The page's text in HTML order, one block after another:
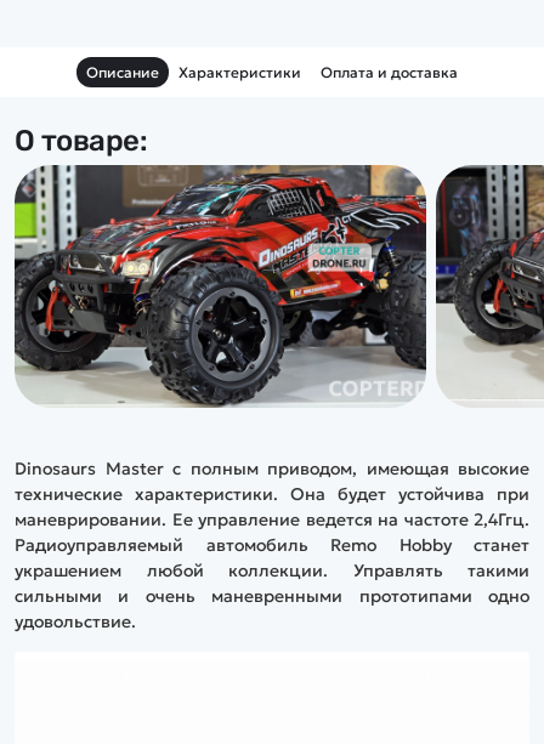
Описание Характеристики Оплата и доставка
О товаре:
Dinosaurs Master с полным приводом, имеющая высокие
технические характеристики. Она будет устойчива при
маневрировании. Ее управление ведется на частоте 2,4Ггц.
Радиоуправляемый автомобиль Remo Hobby станет
украшением любой коллекции. Управлять такими
сильными и очень маневренными прототипами одно
удовольствие.